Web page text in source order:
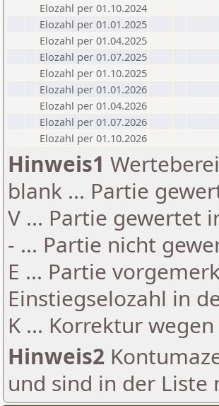
Elozahl per 01.10.2024
Elozahl per 01.01.2025
Elozahl per 01.04.2025
Elozahl per 01.07.2025
Elozahl per 01.10.2025
Elozahl per 01.01.2026
Elozahl per 01.04.2026
Elozahl per 01.07.2026
Elozahl per 01.10.2026
Hinweis1
blank ... Partie
V ... Partie gewertet
- ... Partie nicht
E ... Partie
Einstiegselozahl in
K ... Korrektur
Hinweis2
und sind in der